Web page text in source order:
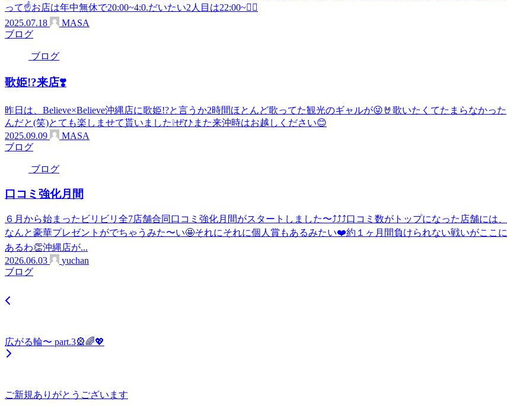
って☝️お店は年中無休で20:00~4:0.だいたい2人目は22:00~👍🏻
2025.07.18
MASA
ブログ
ブログ
歌姫!?来店❣️
昨日は、Believe×Believe沖縄店に歌姫!?と言うか2時間ほとんど歌ってた観光のギャルが😜🤘歌いたくてたまらなかった
んだと(笑)とても楽しませて貰いました❕ぜひまた来沖時はお越しください😊
2025.09.09
MASA
ブログ
ブログ
口コミ強化月間
６月から始まったビリビリ全7店舗合同口コミ強化月間がスタートしました〜⤴️⤴️⤴️口コミ数がトップになった店舗には、
なんと豪華プレゼントがでちゃうみた〜い🤩それにそれに個人賞もあるみたい❤️約１ヶ月間負けられない戦いがここに
あるわ👏沖縄店が...
2026.06.03
yuchan
ブログ
広がる輪〜 part.3🎡🌈💖
ご新規ありがとうございます